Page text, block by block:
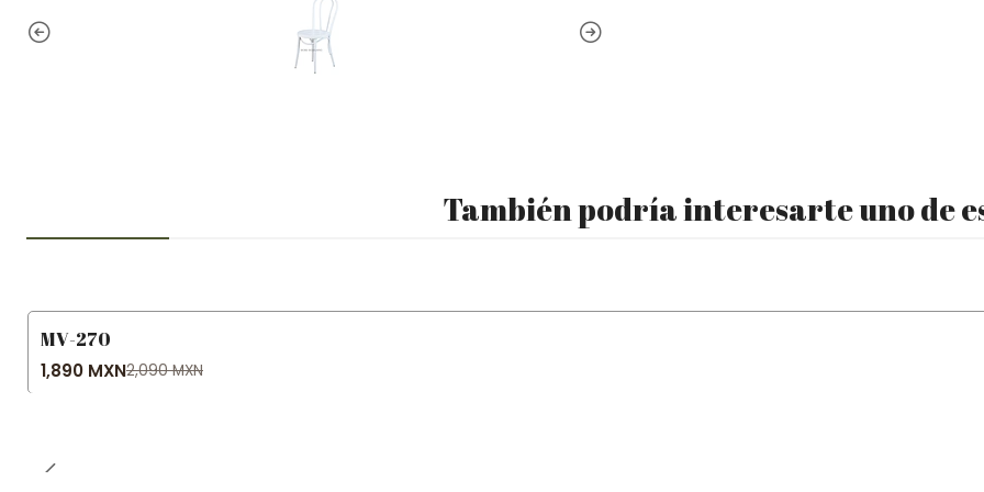
También podría interesarte uno de
-10% OFF
MV-270
1,890 MXN2,090 MXN